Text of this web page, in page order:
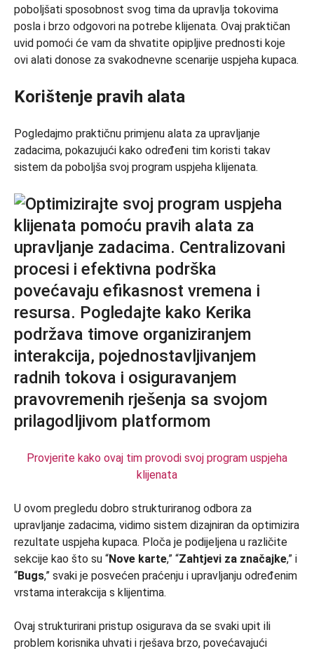
poboljšati sposobnost svog tima da upravlja tokovima
posla i brzo odgovori na potrebe klijenata. Ovaj praktičan
uvid pomoći će vam da shvatite opipljive prednosti koje
ovi alati donose za svakodnevne scenarije uspjeha kupaca.
Korištenje pravih alata
Pogledajmo praktičnu primjenu alata za upravljanje
zadacima, pokazujući kako određeni tim koristi takav
sistem da poboljša svoj program uspjeha klijenata.
Provjerite kako ovaj tim provodi svoj program uspjeha
klijenata
U ovom pregledu dobro strukturiranog odbora za
upravljanje zadacima, vidimo sistem dizajniran da optimizira
rezultate uspjeha kupaca. Ploča je podijeljena u različite
sekcije kao što su “Nove karte,” “Zahtjevi za značajke,” i
“Bugs,” svaki je posvećen praćenju i upravljanju određenim
vrstama interakcija s klijentima.
Ovaj strukturirani pristup osigurava da se svaki upit ili
problem korisnika uhvati i rješava brzo, povećavajući